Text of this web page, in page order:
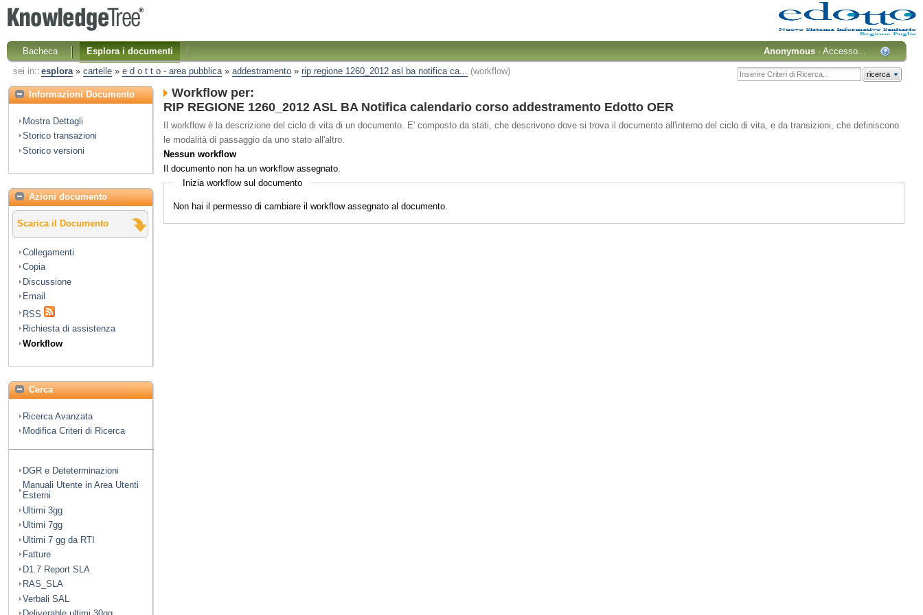
Bacheca Esplora i documenti Anonymous ·Accesso...
sei in:: esplora» cartelle» e d o t t o - area pubblica» addestramento» rip regione 1260_2012 asl ba notifica ca... (workflow) ricerca
Informazioni Documento
Mostra Dettagli
Storico transazioni
Storico versioni
Azioni documento
Scarica il Documento
Collegamenti
Copia
Discussione
Email
RSS
Richiesta di assistenza
Workflow
Cerca
Ricerca Avanzata
Modifica Criteri di Ricerca
DGR e Deteterminazioni
Manuali Utente in Area Utenti
Esterni
Ultimi 3gg
Ultimi 7gg
Ultimi 7 gg da RTI
Fatture
D1.7 Report SLA
RAS_SLA
Verbali SAL
Workflow per:
RIP REGIONE 1260_2012 ASL BA Notifica calendario corso addestramento Edotto OER
Il workflow è la descrizione del ciclo di vita di un documento. E' composto da stati, che descrivono dove si trova il documento all'interno del ciclo di vita, e da transizioni, che definiscono
le modalità di passaggio da uno stato all'altro.
Nessun workflow
Il documento non ha un workflow assegnato.
Inizia workflow sul documento
Non hai il permesso di cambiare il workflow assegnato al documento.